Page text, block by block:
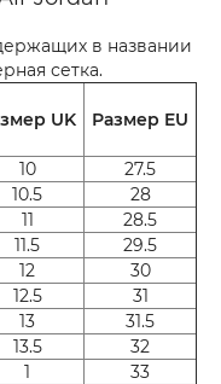
в названии
сетка.
UK Размер EU
10
27.5
10.5
28
11
28.5
11.5
29.5
12
30
12.5
31
13
31.5
13.5
32
1
33